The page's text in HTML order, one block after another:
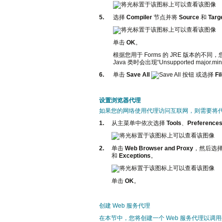
5. 选择 Compiler 节点并将 Source 和
单击 OK。
根据您用于 Forms 的 JRE 版本的不同
Java 类时会出现“Unsupported
6.
单击 Save All 或选择
设置浏览器代理
如果您的网络使用代理访问互联网，则需要
1.
从主菜单中依次选择 Tools Preferences
2. 单击 Web Browser and Proxy ，然后选
和 Exceptions 。
单击 OK 。
创建 Web 服务代理
在本节中，您将创建一个 Web 服务代理以调